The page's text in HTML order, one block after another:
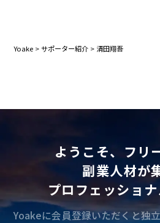
Yoake >サポーター紹介 > 清田翔吾
ようこそ、フリ
副業人材が
プロフェッショ
Yoakeに会員登録いただくと独